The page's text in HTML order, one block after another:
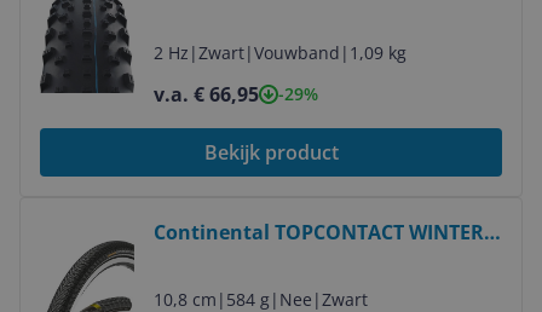
volwassenen - Unisex
2 Hz |Zwart|Vouwband | 1,09 kg
v.a. € 66,95 -29%
Bekijk product
Continental TOPCONTACT WINTER II
10,8 cm | 584 g| Nee |Zwart